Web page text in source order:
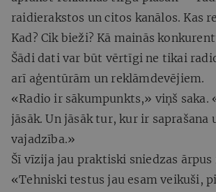
raidierakstos un citos kanālos. Kas
Kad? Cik bieži? Kā mainās
Šādi dati var būt vērtīgi ne tikai
arī aģentūrām un reklāmdevējiem.
«Radio ir sākumpunkts,» viņš saka.
jāsāk. Un jāsāk tur, kur ir saprašana
vajadzība.»
Šī vīzija jau praktiski sniedzas ārpus
«Tehniski testus jau esam veikuši,